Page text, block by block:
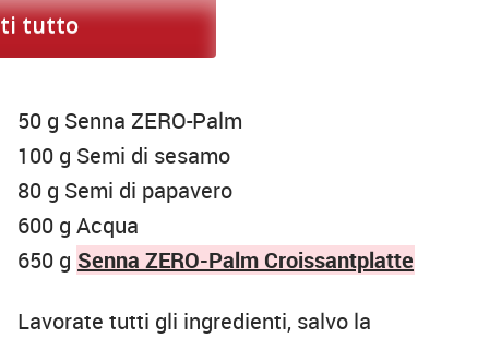
15 g Miglioratore
200 g Zucchero
50 g Senna ZERO-Palm
100 g Semi di sesamo
80 g Semi di papavero
600 g Acqua
650 g Senna ZERO-Palm Croissantplatte
Lavorate tutti gli ingredienti, salvo la
tutto